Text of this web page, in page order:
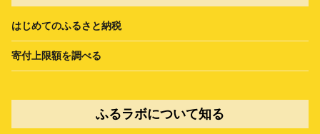
はじめてのふるさと納税
寄付上限額を調べる
ふるラボについて知る